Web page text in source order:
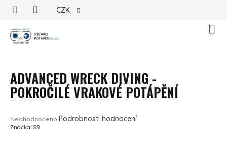
CZK
ADVANCED WRECK DIVING -
POKROČILÉ VRAKOVÉ POTÁPĚNÍ
Průměrné hodnocení produktu je 0,0 z 5 hvězdiček.
Neohodnoceno Podrobnosti hodnocení
Značka: SSI